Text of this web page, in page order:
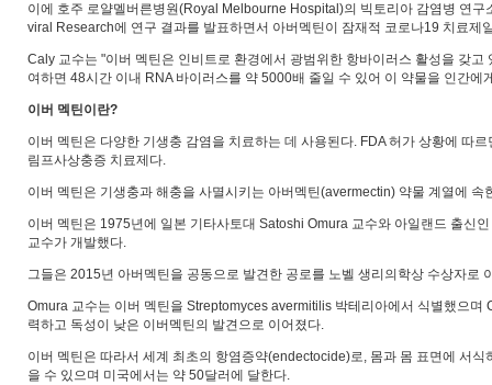
이에 호주 로얄멜버른병원(Royal Melbourne Hospital)의 빅토리아 감염병 연
viral Research에 연구 결과를 발표하면서 아버멕틴이 잠재적 코로나19 치료제
Caly 교수는 "이버 멕틴은 인비트로 환경에서 광범위한 항바이러스 활성을 갖
여하면 48시간 이내 RNA 바이러스를 약 5000배 줄일 수 있어 이 약물을 인간
이버 멕틴이란?
이버 멕틴은 다양한 기생충 감염을 치료하는 데 사용된다. FDA 허가 상황에 따
림프사상충증 치료제다.
이버 멕틴은 기생충과 해충을 사멸시키는 아버멕틴(avermectin) 약물 계열에 속
이버 멕틴은 1975년에 일본 기타사토대 Satoshi Omura 교수와 아일랜드 출
교수가 개발했다.
그들은 2015년 아버멕틴을 공동으로 발견한 공로를 노벨 생리의학상 수상자로
Omura 교수는 이버 멕틴을 Streptomyces avermitilis 박테리아에서 식별했으
력하고 독성이 낮은 이버멕틴의 발견으로 이어졌다.
이버 멕틴은 따라서 세계 최초의 항염증약(endectocide)로, 몸과 몸 표면에 서
을 수 있으며 미국에서는 약 50달러에 달한다.